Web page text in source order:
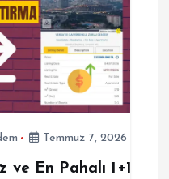
Temmuz 7, 2026
ve En Pahalı 1+1